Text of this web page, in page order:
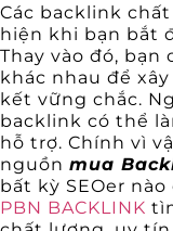
Các backlink
hiện khi bạn bắt
Thay vào đó,
khác nhau để
kết vững chắc.
backlink có thể
hỗ trợ. Chính vì
nguồn mua
bất kỳ SEOer
PBN BACKLINK